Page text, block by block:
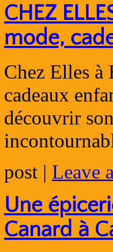
CHEZ
mode,
Chez Elles à
cadeaux
découvrir
post | Leave
Une
Canard à